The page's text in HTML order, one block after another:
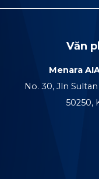
Văn
Menara
No. 30, Jln
50250,